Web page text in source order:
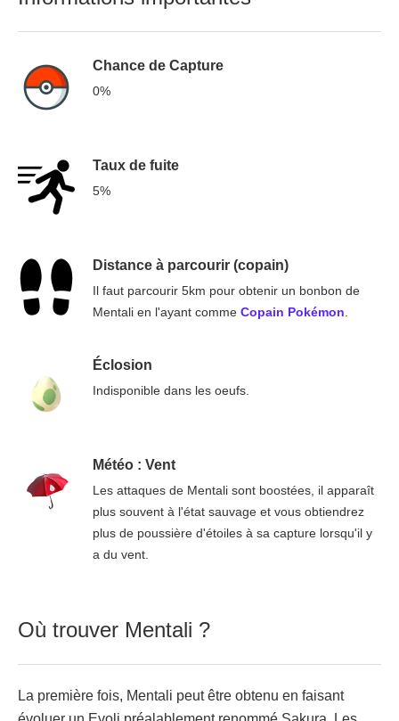
Chance de Capture
0%
Taux de fuite
5%
Distance à parcourir (copain)
Il faut parcourir 5km pour obtenir un bonbon de
Mentali en l'ayant comme Copain Pokémon
Éclosion
Indisponible dans les oeufs.
Météo : Vent
Les attaques de Mentali sont boostées, il apparaît
plus souvent à l'état sauvage et vous obtiendrez
plus de poussière d'étoiles à sa capture lorsqu'il y
a du vent.
Où trouver Mentali ?
La première fois, Mentali peut être obtenu en faisant